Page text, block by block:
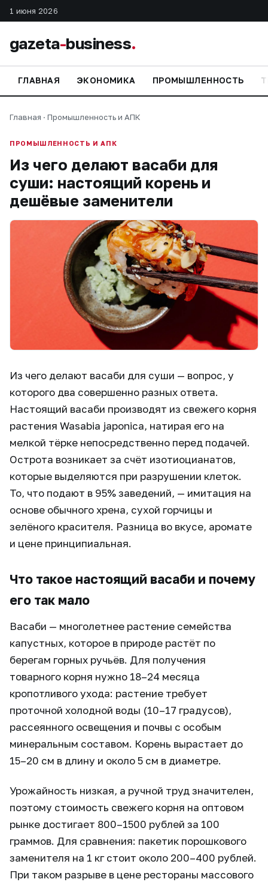
1 июня 2026
gazeta-business.
ГЛАВНАЯ ЭКОНОМИКА ПРОМЫШЛЕННОСТЬ
Главная · Промышленность и АПК
ПРОМЫШЛЕННОСТЬ И АПК
Из чего делают васаби для
суши: настоящий корень и
дешёвые заменители
Из чего делают васаби для суши — вопрос, у
которого два совершенно разных ответа.
Настоящий васаби производят из свежего корня
растения Wasabia japonica, натирая его на
мелкой тёрке непосредственно перед подачей.
Острота возникает за счёт изотиоцианатов,
которые выделяются при разрушении клеток.
То, что подают в 95% заведений, — имитация на
основе обычного хрена, сухой горчицы и
зелёного красителя. Разница во вкусе, аромате
и цене принципиальная.
Что такое настоящий васаби и почему
его так мало
Васаби — многолетнее растение семейства
капустных, которое в природе растёт по
берегам горных ручьёв. Для получения
товарного корня нужно 18–24 месяца
кропотливого ухода: растение требует
проточной холодной воды (10–17 градусов),
рассеянного освещения и почвы с особым
минеральным составом. Корень вырастает до
15–20 см в длину и около 5 см в диаметре.
Урожайность низкая, а ручной труд значителен,
поэтому стоимость свежего корня на оптовом
рынке достигает 800–1500 рублей за 100
граммов. Для сравнения: пакетик порошкового
заменителя на 1 кг стоит около 200–400 рублей.
При таком разрыве в цене рестораны массового